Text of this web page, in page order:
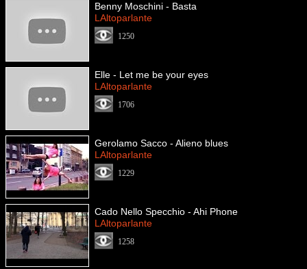
Benny Moschini - Basta
LAltoparlante
1250
Elle - Let me be your eyes
LAltoparlante
1706
Gerolamo Sacco - Alieno blues
LAltoparlante
1229
Cado Nello Specchio - Ahi Phone
LAltoparlante
1258